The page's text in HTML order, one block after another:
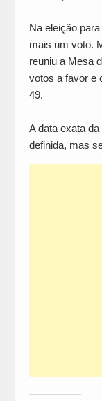
Na eleição
mais um voto.
reuniu a Mesa
votos a favor e
49.
A data exata
definida, mas